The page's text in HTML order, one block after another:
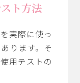
ト方法
実際に使っ
ります。そ
用テストの